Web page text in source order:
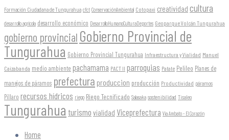
Formación Ciudadana de Tungurahua cfct ConservaciónAmbiental Cotopaxi creatividad cultura
desarrollo agrícola desarrollo económico DesarrolloHumanoCulturaDeportes Geoparque Volcán Tungurahua
gobierno provincial Gobierno Provincial de
Tungurahua Gobierno Provincial Tungurahua Infraestructura y Vialidad Manuel
Caizabanda medio ambiente pachamama PACT II parroquias Patate Pelileo Planes de
manejos de páramos prefectura produccion producción Productividad páramos
Píllaro recursos hídricos riego Riego Tecnificado Salasaka sostenibilidad Tisaleo
Tungurahua turismo vialidad Viceprefectura Vía Ambato - El Corazón
Home